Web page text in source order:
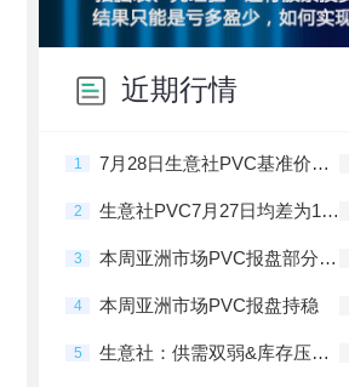
近期行情
1 7月28日生意社PVC基准价为4430.00元/吨
2 生意社PVC7月27日均差为18.75元/吨 由正向缩小重新扩大
3 本周亚洲市场PVC报盘部分地区上调
4 本周亚洲市场PVC报盘持稳
5 生意社：供需双弱&库存压制 PVC行情震荡偏弱